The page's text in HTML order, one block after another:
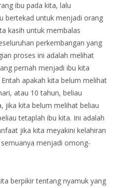
ibu pada kita, lalu
bertekad untuk menjadi orang
kasih untuk membalas
perkembangan yang
proses ini adalah melihat
pernah menjadi ibu kita
apakah kita belum melihat
atau 10 tahun, beliau
jika kita belum melihat beliau
tetaplah ibu kita. Ini adalah
jika kita meyakini kelahiran
menjadi omong-
berpikir tentang nyamuk yang